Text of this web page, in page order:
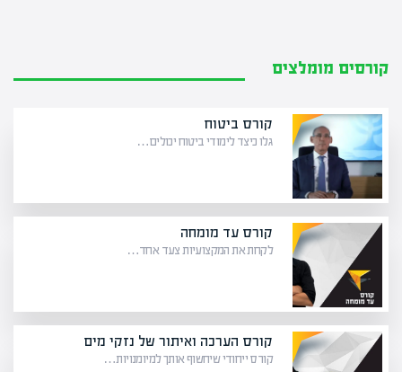
קורסים מומלצים
קורס ביטוח
גלו כיצד לימודי ביטוח יכולים…
קורס עד מומחה
לקחת את המקצועיות צעד אחד…
קורס הערכה ואיתור של נזקי מים
קורס ייחודי שיחשוף אותך למיומנויות…